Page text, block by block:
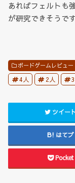
あればフェルトも
が研究できそうで
ボードゲームレビュー
4人 2人
ツイー
はてブ
Pocket